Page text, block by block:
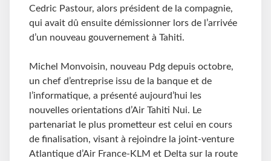
Cedric Pastour, alors président de la compagnie,
qui avait dû ensuite démissionner lors de l’arrivée
d’un nouveau gouvernement à Tahiti.
Michel Monvoisin, nouveau Pdg depuis octobre,
un chef d’entreprise issu de la banque et de
l’informatique, a présenté aujourd’hui les
nouvelles orientations d’Air Tahiti Nui. Le
partenariat le plus prometteur est celui en cours
de finalisation, visant à rejoindre la joint-venture
Atlantique d’Air France-KLM et Delta sur la route